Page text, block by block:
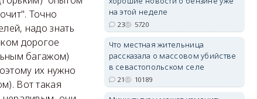
Точно
надо знать
дорогое
багажом)
их нужно
Вот такая
на этой неделе
23 5720
Что местная жительница
рассказала о массовом убийстве
в севастопольском селе
21 10189